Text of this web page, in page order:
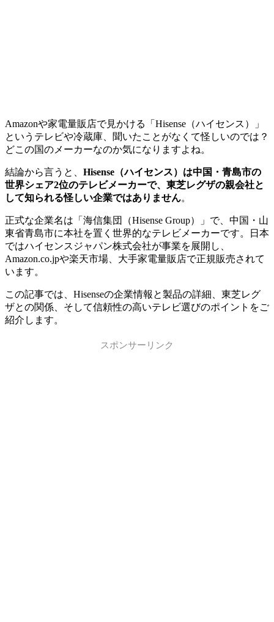
Amazonや家電量販店で見かける「Hisense（ハイセンス）」
というテレビや冷蔵庫、聞いたことがなくて怪しいのでは？
どこの国のメーカーなのか気になりますよね。
結論から言うと、 Hisense（ハイセンス）は中国・青島市の
世界シェア2位のテレビメーカーで、東芝レグザの親会社と
して知られる怪しい企業ではありません。
正式な企業名は「海信集団（Hisense Group）」で、中国・山
東省青島市に本社を置く世界的なテレビメーカーです。日本
ではハイセンスジャパン株式会社が事業を展開し、
Amazon.co.jpや楽天市場、大手家電量販店で正規販売されて
います。
この記事では、Hisenseの企業情報と製品の詳細、東芝レグ
ザとの関係、そして信頼性の高いテレビ選びのポイントをご
紹介します。
スポンサーリンク